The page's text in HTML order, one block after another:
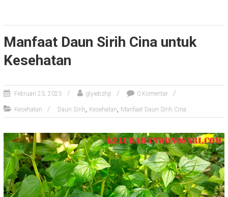
Manfaat Daun Sirih Cina untuk
Kesehatan
Februari 23, 2025 glyiebzhp 0 Komentar
Kesehatan Daun Sirih, Kesehatan, Manfaat Daun Sirih Cina